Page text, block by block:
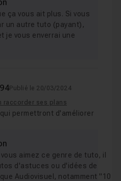
ça vous ait plus. Si vous
un autre tuto (payant),
je vous enverrai une
Publié le 20/03/2024
raccorder ses plans
permettront d'améliorer
aimez ce genre de tuto, il
d'astuces ou d'idées de
Audiovisuel, notamment "10